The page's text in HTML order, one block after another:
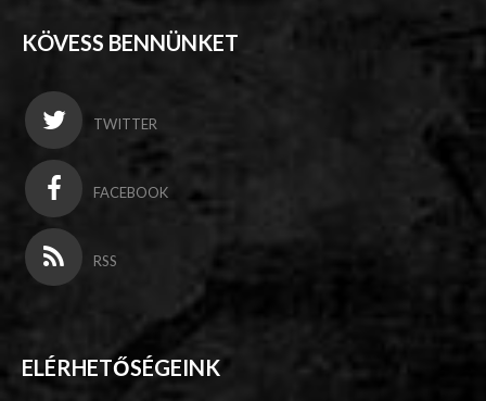
KÖVESS BENNÜNKET
TWITTER
FACEBOOK
RSS
ELÉRHETŐSÉGEINK